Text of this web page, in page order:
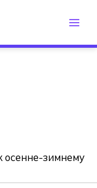
осенне-зимнему